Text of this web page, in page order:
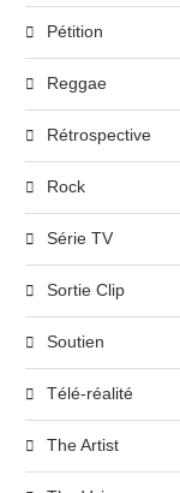
Pétition
Reggae
Rétrospective
Rock
Série TV
Sortie Clip
Soutien
Télé-réalité
The Artist